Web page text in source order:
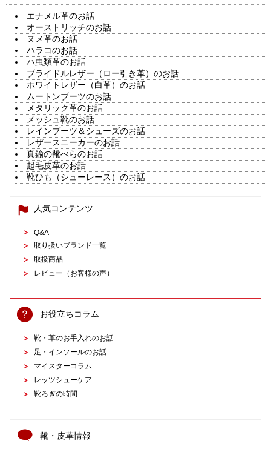
エナメル革のお話
オーストリッチのお話
ヌメ革のお話
ハラコのお話
ハ虫類革のお話
ブライドルレザー（ロー引き革）のお話
ホワイトレザー（白革）のお話
ムートンブーツのお話
メタリック革のお話
メッシュ靴のお話
レインブーツ＆シューズのお話
レザースニーカーのお話
真鍮の靴べらのお話
起毛皮革のお話
靴ひも（シューレース）のお話
人気コンテンツ
Q&A
取り扱いブランド一覧
取扱商品
レビュー（お客様の声）
お役立ちコラム
靴・革のお手入れのお話
足・インソールのお話
マイスターコラム
レッツシューケア
靴ろぎの時間
靴・皮革情報